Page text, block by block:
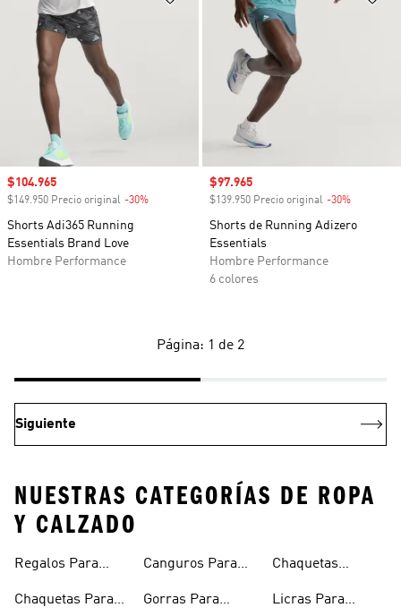
Precio de venta
$104.965
$149.950 Precio original -30%
Shorts Adi365 Running
Essentials Brand Love
Hombre Performance
Precio de venta
$97.965
$139.950 Precio original -30%
Shorts de Running Adizero
Essentials
Hombre Performance
6 colores
Página: 1 de 2
Siguiente
NUESTRAS CATEGORÍAS DE ROPA
Y CALZADO
Regalos Para
Chaquetas Para
Canguros Para
Gorras Para
Chaquetas
Hombre
Licras Para